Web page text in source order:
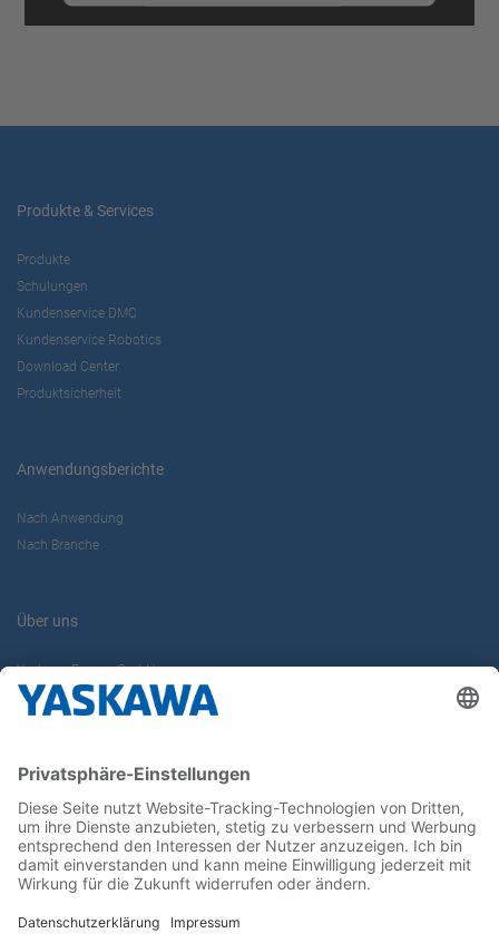
Mehr Informationen
powered byUsercentrics Consent
Produkte & Services
Produkte
Schulungen
Kundenservice DMC
Kundenservice Robotics
Download Center
Produktsicherheit
Anwendungsberichte
Nach Anwendung
Nach Branche
Über uns
Yaskawa Europe GmbH
Karriere
Newsletter
Follow us on...